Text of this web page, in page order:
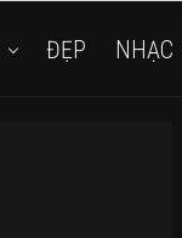
ĐẸP NHẠC